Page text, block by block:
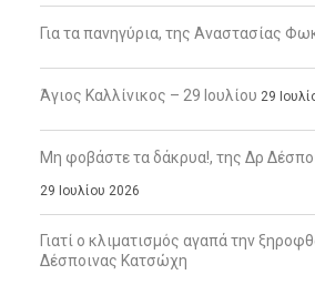
Για τα πανηγύρια, της Αναστασίας
Άγιος Καλλίνικος – 29 Ιουλίου 29
Μη φοβάστε τα δάκρυα!, της Δρ
29 Ιουλίου 2026
Γιατί ο κλιματισμός αγαπά την
Δέσποινας Κατσώχη